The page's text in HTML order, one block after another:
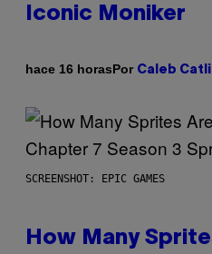
Iconic Moniker
hace 16 horasPor Caleb
SCREENSHOT: EPIC GAMES
How Many